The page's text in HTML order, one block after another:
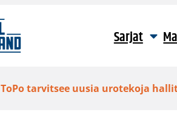
Sarjat
ToPo tarvitsee uusia urotekoja